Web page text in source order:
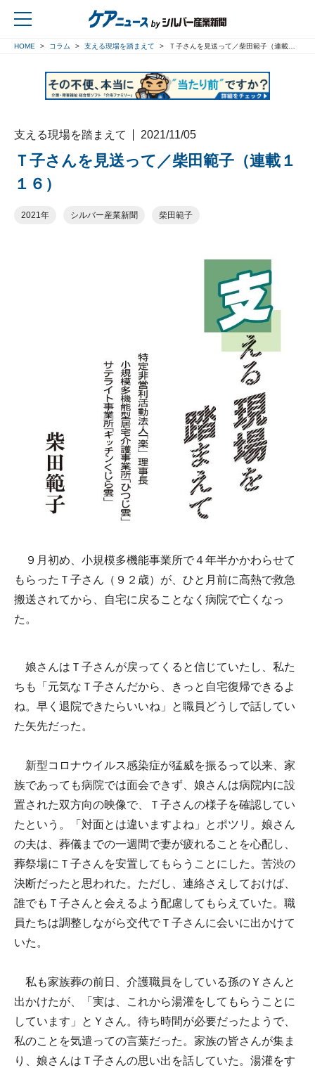
HOME コラム 支える現場を踏まえて Ｔ子さんを見送って／柴田範子（連載１１６）
支える現場を踏まえて 2021/11/05
Ｔ子さんを見送って／柴田範子（連載１
１６）
2021年 シルバー産業新聞 柴田範子
９月初め、小規模多機能事業所で４年半かかわらせて
もらったＴ子さん（９２歳）が、ひと月前に高熱で救急
搬送されてから、自宅に戻ることなく病院で亡くなっ
た。
娘さんはＴ子さんが戻ってくると信じていたし、私た
ちも「元気なＴ子さんだから、きっと自宅復帰できるよ
ね。早く退院できたらいいね」と職員どうしで話してい
た矢先だった。
新型コロナウイルス感染症が猛威を振るって以来、家
族であっても病院では面会できず、娘さんは病院内に設
置された双方向の映像で、Ｔ子さんの様子を確認してい
たという。「対面とは違いますよね」とポツリ。娘さん
の夫は、葬儀までの一週間で妻が疲れることを心配し、
葬祭場にＴ子さんを安置してもらうことにした。苦渋の
決断だったと思われた。ただし、連絡さえしておけば、
誰でもＴ子さんと会えるよう配慮してもらえていた。職
員たちは調整しながら交代でＴ子さんに会いに出かけて
いた。
私も家族葬の前日、介護職員をしている孫のＹさんと
出かけたが、「実は、これから湯灌をしてもらうことに
しています」とＹさん。待ち時間が必要だったようで、
私のことを気遣っての言葉だった。家族の皆さんが集ま
り、娘さんはＴ子さんの思い出を話していた。湯灌をす